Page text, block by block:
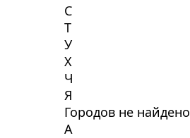
С
Т
У
Х
Ч
Я
Городов не найдено
А